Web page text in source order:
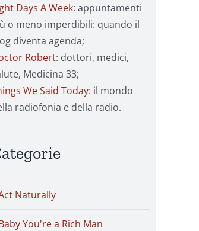
Days A Week: appuntamenti
o meno imperdibili: quando il
diventa agenda;
Robert: dottori, medici,
Medicina 33;
We Said Today: il mondo
radiofonia e della radio.
Naturally
You're a Rich Man